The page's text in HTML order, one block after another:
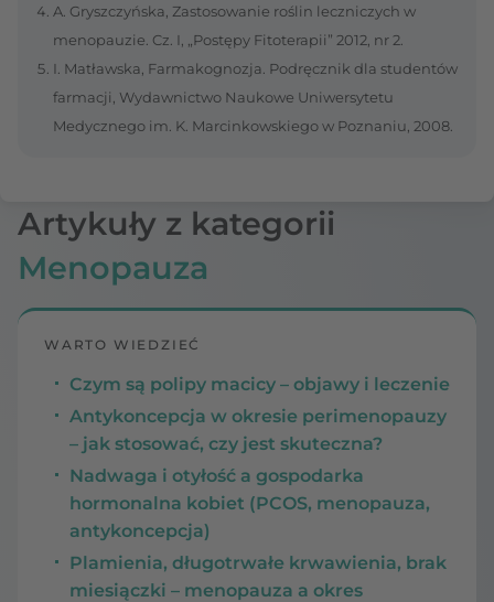
A. Gryszczyńska, Zastosowanie roślin leczniczych w
menopauzie. Cz. I, „Postępy Fitoterapii” 2012, nr 2.
I. Matławska, Farmakognozja. Podręcznik dla studentów
farmacji, Wydawnictwo Naukowe Uniwersytetu
Medycznego im. K. Marcinkowskiego w Poznaniu, 2008.
Artykuły z kategorii
Menopauza
WARTO WIEDZIEĆ
Czym są polipy macicy – objawy i leczenie
Antykoncepcja w okresie perimenopauzy
– jak stosować, czy jest skuteczna?
Nadwaga i otyłość a gospodarka
hormonalna kobiet (PCOS, menopauza,
antykoncepcja)
Plamienia, długotrwałe krwawienia, brak
miesiączki – menopauza a okres